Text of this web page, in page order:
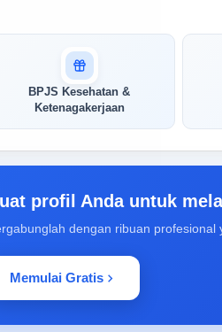
pertandingan AI Anda
AI kami menganalisis profil Anda dan
menunjukkan seberapa cocok keahlian
Anda dengan peran ini
Saya
BPJS Kesehatan &
Ketenagakerjaan
profil Anda untuk
dengan ribuan
Memulai Gratis